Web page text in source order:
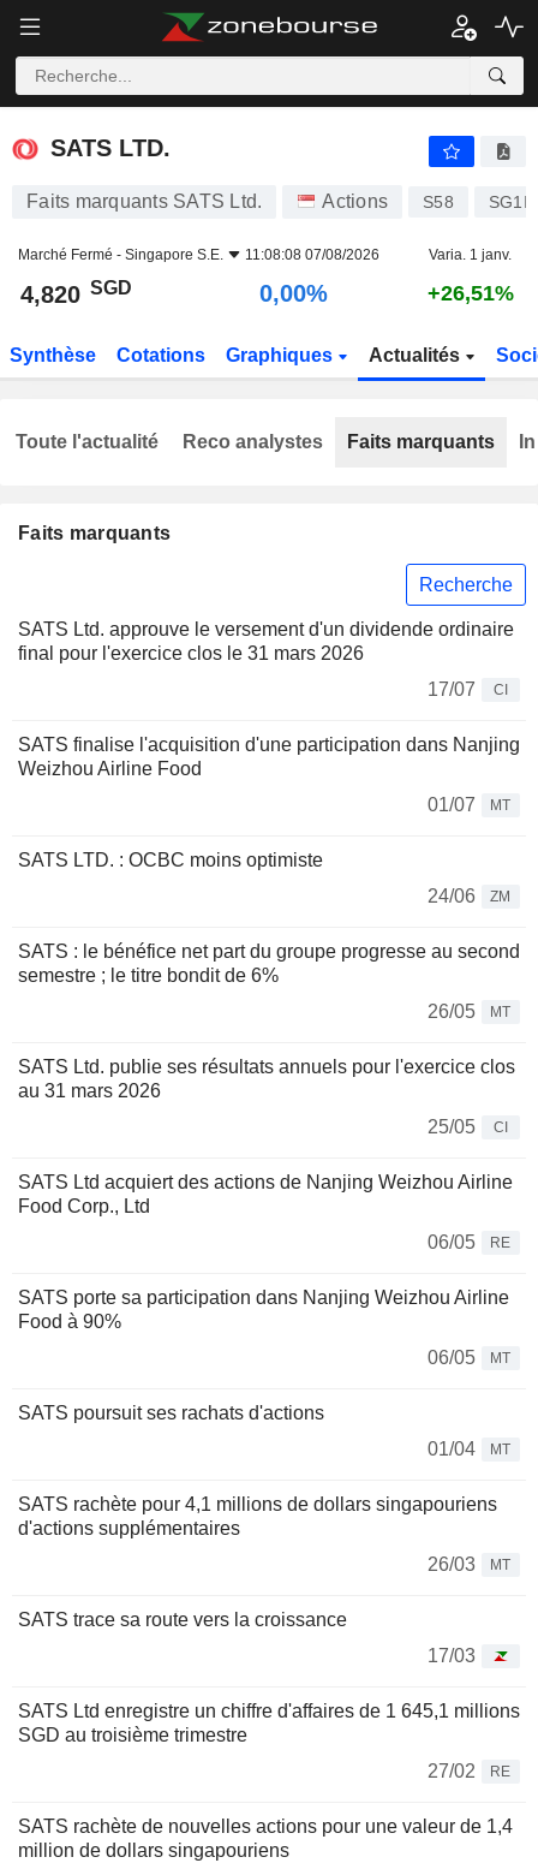
SATS LTD.
SATS LTD.
Faits marquants SATS Ltd. Actions S58
Marché Fermé - Singapore S.E. 11:08:08 07/08/2026 Varia. 1 janv.
4,820 SGD 0,00% +26,51%
Synthèse Cotations Graphiques Actualités
Faits marquants
Recherche
SATS Ltd. approuve le versement d'un dividende ordinaire
final pour l'exercice clos le 31 mars 2026
17/07
CI
SATS finalise l'acquisition d'une participation dans Nanjing
Weizhou Airline Food
01/07
MT
SATS LTD. : OCBC moins optimiste
24/06
ZM
SATS : le bénéfice net part du groupe progresse au second
semestre ; le titre bondit de 6%
26/05
MT
SATS Ltd. publie ses résultats annuels pour l'exercice clos
au 31 mars 2026
25/05
CI
SATS Ltd acquiert des actions de Nanjing Weizhou Airline
Food Corp., Ltd
06/05
RE
SATS porte sa participation dans Nanjing Weizhou Airline
Food à 90%
06/05
MT
SATS poursuit ses rachats d'actions
01/04
MT
SATS rachète pour 4,1 millions de dollars singapouriens
d'actions supplémentaires
26/03
MT
SATS trace sa route vers la croissance
17/03
SATS Ltd enregistre un chiffre d'affaires de 1 645,1 millions
SGD au troisième trimestre
27/02
RE
SATS rachète de nouvelles actions pour une valeur de 1,4
million de dollars singapouriens
Toute l'actualité Reco analystes Faits marquants